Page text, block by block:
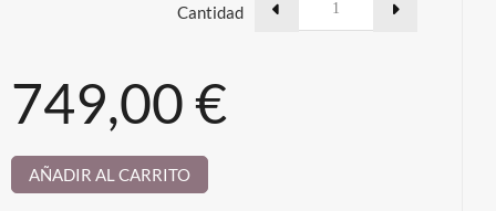
Cantidad
749,00 €
AÑADIR AL CARRITO